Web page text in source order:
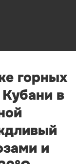
горных
в
и